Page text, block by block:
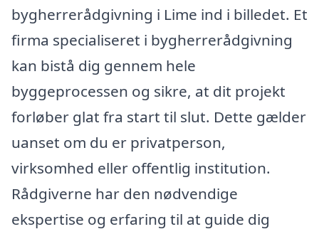
bygherrerådgivning i Lime ind i billedet. Et
firma specialiseret i bygherrerådgivning
kan bistå dig gennem hele
byggeprocessen og sikre, at dit projekt
forløber glat fra start til slut. Dette gælder
uanset om du er privatperson,
virksomhed eller offentlig institution.
Rådgiverne har den nødvendige
ekspertise og erfaring til at guide dig